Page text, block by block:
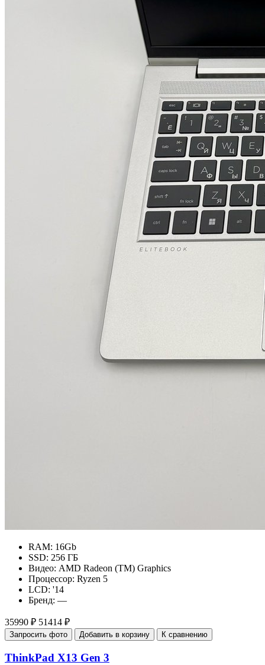
RAM: 16Gb
SSD: 256 ГБ
Видео: AMD Radeon (TM) Graphics
Процессор: Ryzen 5
LCD: '14
Бренд: —
35990 ₽ 51414 ₽
Запросить фото Добавить в корзину К сравнению
ThinkPad X13 Gen 3